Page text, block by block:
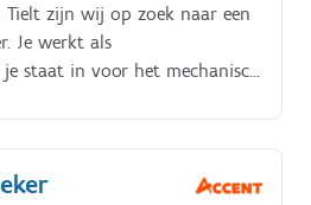
Tielt zijn wij op zoek naar een
Je werkt als
staat in voor het mechanisch
ervaring help je het